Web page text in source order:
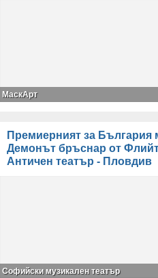
МаскАрт
Премиерният за
Демонът бръснар от
Античен театър - Пловдив
Софийски музикален театър